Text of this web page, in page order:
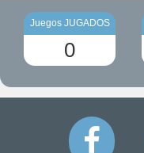
Juegos JUGADOS
0